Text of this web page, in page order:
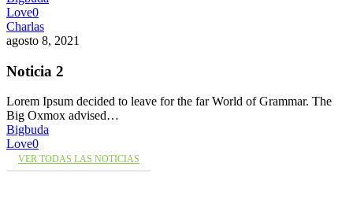
Love0
Charlas
agosto 8, 2021
Noticia 2
Lorem Ipsum decided to leave for the far World of Grammar. The
Big Oxmox advised…
Bigbuda
Love0
VER TODAS LAS NOTICIAS